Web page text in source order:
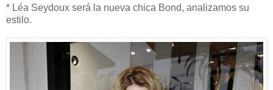
* Léa Seydoux será la nueva chica Bond, analizamos su
estilo.